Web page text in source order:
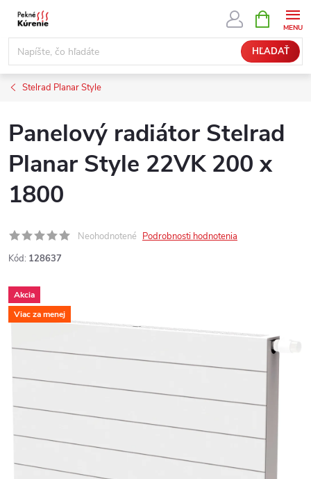
Prejsť
obsah
HĽADAŤ
KOŠÍK
Stelrad Planar Style
Panelový radiátor Stelrad
Planar Style 22VK 200 x
1800
Neohodnotené Podrobnosti hodnotenia
Kód: 128637
Akcia
Viac za menej